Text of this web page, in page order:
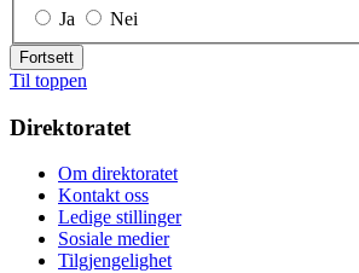
Ja
Nei
Fortsett
Til toppen
Direktoratet
Om direktoratet
Kontakt oss
Ledige stillinger
Sosiale medier
Tilgjengelighet